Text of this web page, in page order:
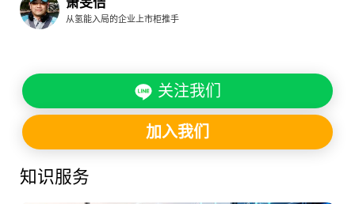
从氢能入局的企业上市柜推手
关注我们
加入我们
知识服务